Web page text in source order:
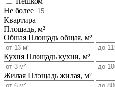
Не более
Квартира
Площадь, м²
Общая Площадь общая, м²
Кухня Площадь кухни, м²
Жилая Площадь жилая, м²